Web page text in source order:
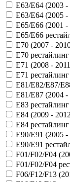
E63/E64 (2003 -
E63/E64 (2005 -
E65/E66 (2001 -
E65/E66
E70 (2007 -
E70
E71 (2008 -
E71
E81/E82/E87/
E81/E87 (2004 -
E83
E84 (2009 -
E84
E90/E91 (2005 -
E90/E91
F01/F02/F04
F01/F02/F04
F06/F12/F13